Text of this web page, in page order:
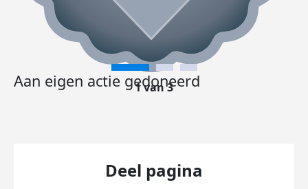
Aan eigen actie gedoneerd
1 van 3
Deel pagina